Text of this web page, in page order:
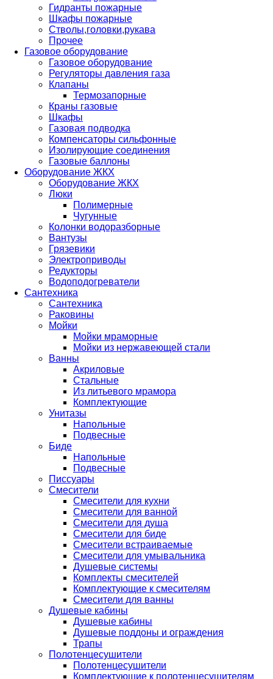
Гидранты пожарные
Шкафы пожарные
Стволы,головки,рукава
Прочее
Газовое оборудование
Газовое оборудование
Регуляторы давления газа
Клапаны
Термозапорные
Краны газовые
Шкафы
Газовая подводка
Компенсаторы сильфонные
Изолирующие соединения
Газовые баллоны
Оборудование ЖКХ
Оборудование ЖКХ
Люки
Полимерные
Чугунные
Колонки водоразборные
Вантузы
Грязевики
Электроприводы
Редукторы
Водоподогреватели
Сантехника
Сантехника
Раковины
Мойки
Мойки мраморные
Мойки из нержавеющей стали
Ванны
Акриловые
Стальные
Из литьевого мрамора
Комплектующие
Унитазы
Напольные
Подвесные
Биде
Напольные
Подвесные
Писсуары
Смесители
Смесители для кухни
Смесители для ванной
Смесители для душа
Смесители для биде
Смесители встраиваемые
Смесители для умывальника
Душевые системы
Комплекты смесителей
Комплектующие к смесителям
Смесители для ванны
Душевые кабины
Душевые кабины
Душевые поддоны и ограждения
Трапы
Полотенцесушители
Полотенцесушители
Комплектующие к полотенцесушителям